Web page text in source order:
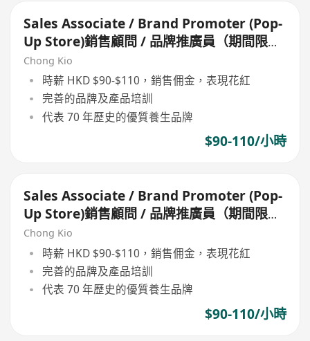
Sales Associate / Brand Promoter (Pop-
Up Store)銷售顧問 / 品牌推廣員（期間限定
店）
Chong Kio
時薪 HKD $90-$110，銷售佣金，表現花紅
完善的品牌及產品培訓
代表 70 年歷史的優質養生品牌
$90-110/小時
Sales Associate / Brand Promoter (Pop-
Up Store)銷售顧問 / 品牌推廣員（期間限定
店）
Chong Kio
時薪 HKD $90-$110，銷售佣金，表現花紅
完善的品牌及產品培訓
代表 70 年歷史的優質養生品牌
$90-110/小時